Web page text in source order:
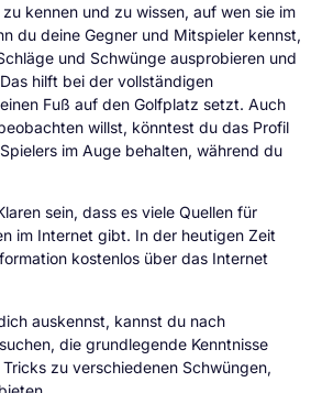
kennen und zu wissen, auf wen sie im
du deine Gegner und Mitspieler kennst,
und Schwünge ausprobieren und
hilft bei der vollständigen
Fuß auf den Golfplatz setzt. Auch
willst, könntest du das Profil
im Auge behalten, während du
sein, dass es viele Quellen für
im Internet gibt. In der heutigen Zeit
kostenlos über das Internet
auskennst, kannst du nach
die grundlegende Kenntnisse
zu verschiedenen Schwüngen,